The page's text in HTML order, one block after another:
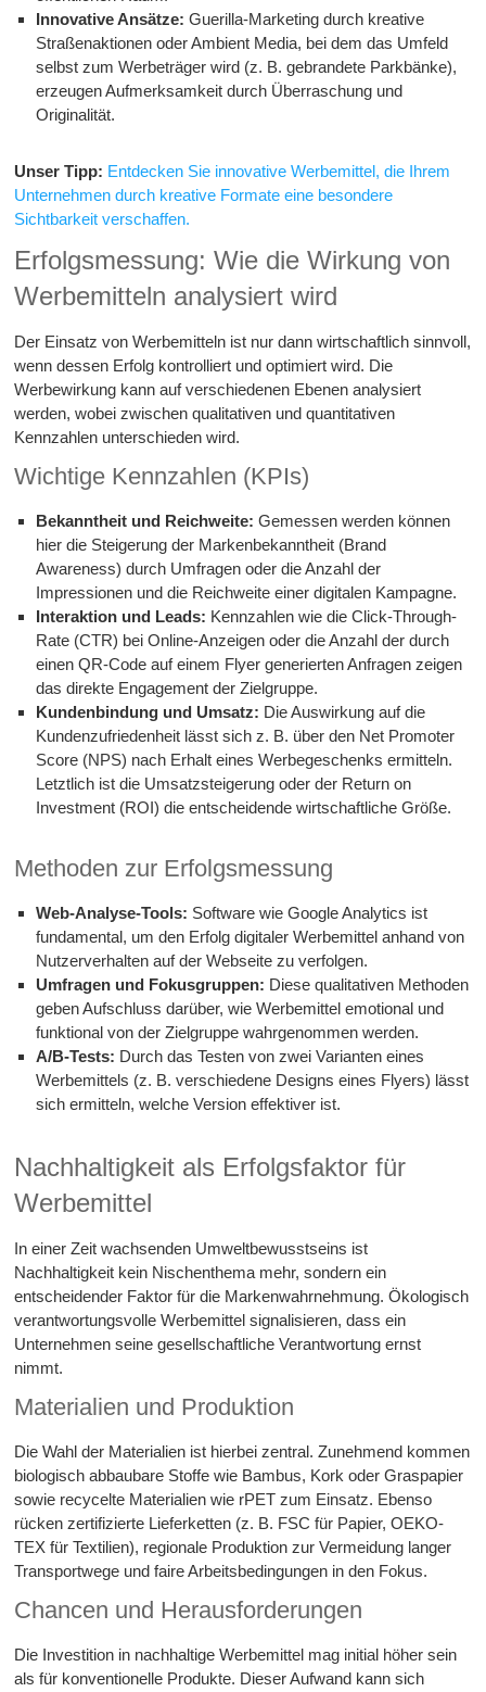
Innovative Ansätze: Guerilla-Marketing durch kreative
Straßenaktionen oder Ambient Media, bei dem das Umfeld
selbst zum Werbeträger wird (z. B. gebrandete Parkbänke),
erzeugen Aufmerksamkeit durch Überraschung und
Originalität.
Unser Tipp: Entdecken Sie innovative Werbemittel, die Ihrem
Unternehmen durch kreative Formate eine besondere
Sichtbarkeit verschaffen.
Erfolgsmessung: Wie die Wirkung von
Werbemitteln analysiert wird
Der Einsatz von Werbemitteln ist nur dann wirtschaftlich sinnvoll,
wenn dessen Erfolg kontrolliert und optimiert wird. Die
Werbewirkung kann auf verschiedenen Ebenen analysiert
werden, wobei zwischen qualitativen und quantitativen
Kennzahlen unterschieden wird.
Wichtige Kennzahlen (KPIs)
Bekanntheit und Reichweite: Gemessen werden können
hier die Steigerung der Markenbekanntheit (Brand
Awareness) durch Umfragen oder die Anzahl der
Impressionen und die Reichweite einer digitalen Kampagne.
Interaktion und Leads: Kennzahlen wie die Click-Through-
Rate (CTR) bei Online-Anzeigen oder die Anzahl der durch
einen QR-Code auf einem Flyer generierten Anfragen zeigen
das direkte Engagement der Zielgruppe.
Kundenbindung und Umsatz: Die Auswirkung auf die
Kundenzufriedenheit lässt sich z. B. über den Net Promoter
Score (NPS) nach Erhalt eines Werbegeschenks ermitteln.
Letztlich ist die Umsatzsteigerung oder der Return on
Investment (ROI) die entscheidende wirtschaftliche Größe.
Methoden zur Erfolgsmessung
Web-Analyse-Tools: Software wie Google Analytics ist
fundamental, um den Erfolg digitaler Werbemittel anhand von
Nutzerverhalten auf der Webseite zu verfolgen.
Umfragen und Fokusgruppen: Diese qualitativen Methoden
geben Aufschluss darüber, wie Werbemittel emotional und
funktional von der Zielgruppe wahrgenommen werden.
A/B-Tests: Durch das Testen von zwei Varianten eines
Werbemittels (z. B. verschiedene Designs eines Flyers) lässt
sich ermitteln, welche Version effektiver ist.
Nachhaltigkeit als Erfolgsfaktor für
Werbemittel
In einer Zeit wachsenden Umweltbewusstseins ist
Nachhaltigkeit kein Nischenthema mehr, sondern ein
entscheidender Faktor für die Markenwahrnehmung. Ökologisch
verantwortungsvolle Werbemittel signalisieren, dass ein
Unternehmen seine gesellschaftliche Verantwortung ernst
nimmt.
Materialien und Produktion
Die Wahl der Materialien ist hierbei zentral. Zunehmend kommen
biologisch abbaubare Stoffe wie Bambus, Kork oder Graspapier
sowie recycelte Materialien wie rPET zum Einsatz. Ebenso
rücken zertifizierte Lieferketten (z. B. FSC für Papier, OEKO-
TEX für Textilien), regionale Produktion zur Vermeidung langer
Transportwege und faire Arbeitsbedingungen in den Fokus.
Chancen und Herausforderungen
Die Investition in nachhaltige Werbemittel mag initial höher sein
als für konventionelle Produkte. Dieser Aufwand kann sich